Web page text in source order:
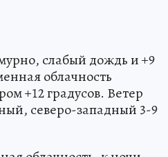
слабый дождь и +9
облачность
+12 градусов. Ветер
северо-западный 3-9